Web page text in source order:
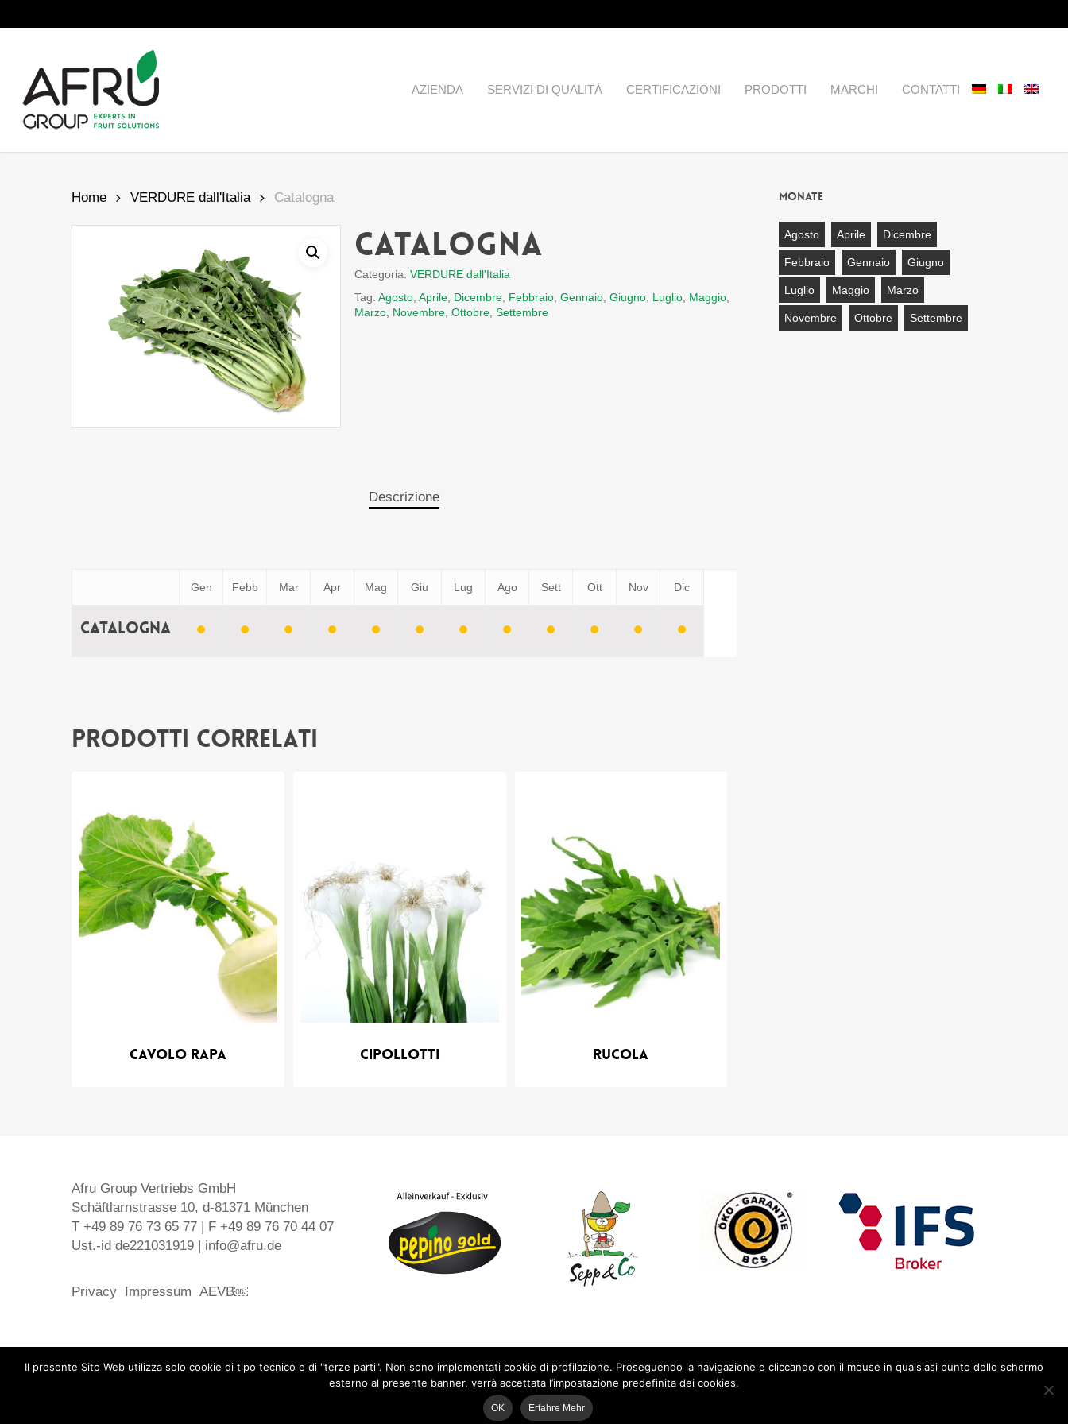
to
content
AZIENDA SERVIZI DI QUALITÀ CERTIFICAZIONI PRODOTTI MARCHI CONTATTI
Home VERDURE dall'Italia Catalogna
Catalogna
Categoria: VERDURE dall'Italia
Tag: Agosto, Aprile, Dicembre, Febbraio, Gennaio, Giugno, Luglio, Maggio,
Marzo, Novembre, Ottobre, Settembre
Descrizione
Gen Febb Mar Apr Mag Giu Lug Ago Sett Ott Nov Dic
Catalogna
Prodotti correlati
Cavolo rapa Cipollotti Rucola
Monate
Agosto Aprile Dicembre
Febbraio Gennaio Giugno
Luglio Maggio Marzo
Novembre Ottobre Settembre
Afru Group Vertriebs GmbH
Schäftlarnstrasse 10, d-81371 München
T +49 89 76 73 65 77 | F +49 89 76 70 44 07
Ust.-id de221031919 | info@afru.de
Privacy Impressum AEVB￼
Il presente Sito Web utilizza solo cookie di tipo tecnico e di "terze parti". Non sono implementati cookie di profilazione. Proseguendo la navigazione e cliccando con il mouse in qualsiasi punto dello schermo
esterno al presente banner, verrà accettata l’impostazione predefinita dei cookies.
OK Erfahre Mehr